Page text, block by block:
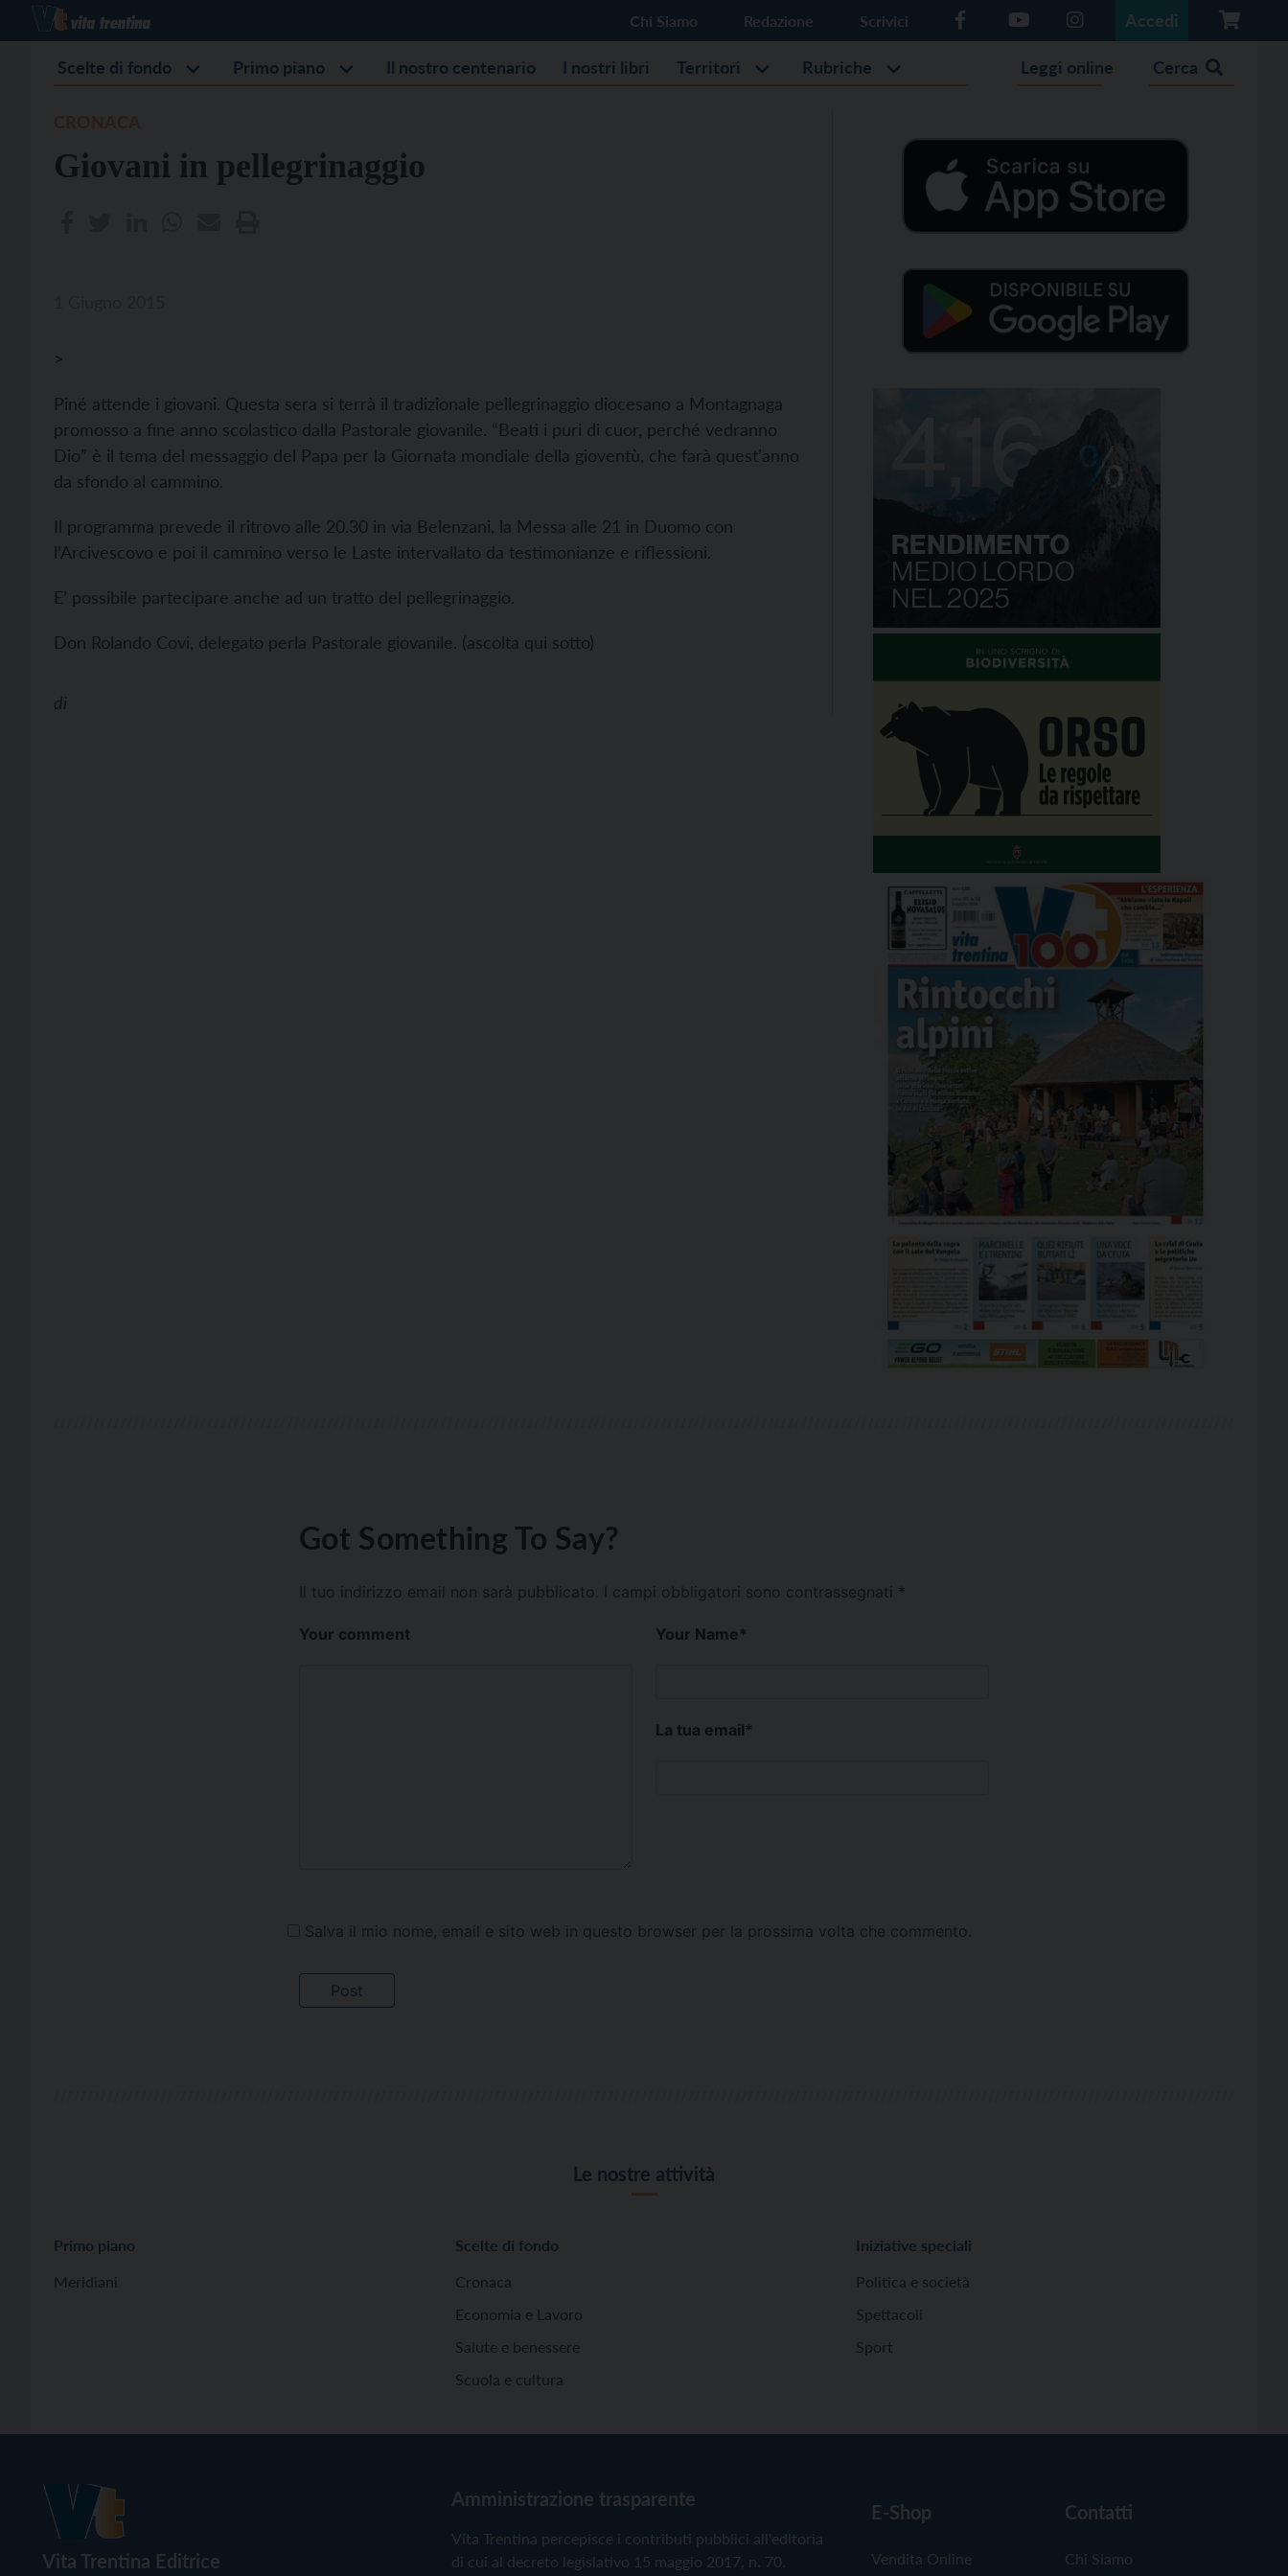
Chi Siamo Redazione Scrivici Accedi
Scelte di fondo Primo piano Il nostro centenario I nostri libri Territori Rubriche Leggi online Cerca
Giovani in pellegrinaggio
>
Piné attende i giovani. Questa sera si terrà il tradizionale pellegrinaggio diocesano a Montagnaga
promosso a fine anno scolastico dalla Pastorale giovanile. “Beati i puri di cuor, perché vedranno
Dio” è il tema del messaggio del Papa per la Giornata mondiale della gioventù, che farà quest’anno
da sfondo al cammino.
Il programma prevede il ritrovo alle 20.30 in via Belenzani, la Messa alle 21 in Duomo con
l’Arcivescovo e poi il cammino verso le Laste intervallato da testimonianze e riflessioni.
E’ possibile partecipare anche ad un tratto del pellegrinaggio.
Don Rolando Covi, delegato perla Pastorale giovanile. (ascolta qui sotto)
di
Got Something To Say?
Il tuo indirizzo email non sarà pubblicato. I campi obbligatori sono contrassegnati *
Your comment Your Name*
La tua email*
Salva il mio nome, email e sito web in questo browser per la prossima volta che commento.
Le nostre attività
Primo piano
Meridiani
Scelte di fondo
Cronaca
Economia e Lavoro
Salute e benessere
Scuola e cultura
Iniziative speciali
Politica e società
Spettacoli
Sport
Vita Trentina Editrice
Amministrazione trasparente
Vita Trentina percepisce i contributi pubblici all'editoria
di cui al decreto legislativo 15 maggio 2017, n. 70.
E-Shop
Vendita Online
Contatti
Chi Siamo